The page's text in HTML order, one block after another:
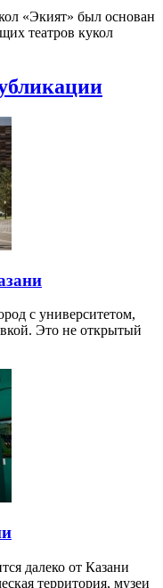
«Экият» был основан
театров кукол
с университетом,
Это не открытый
далеко от Казани
территория, музеи